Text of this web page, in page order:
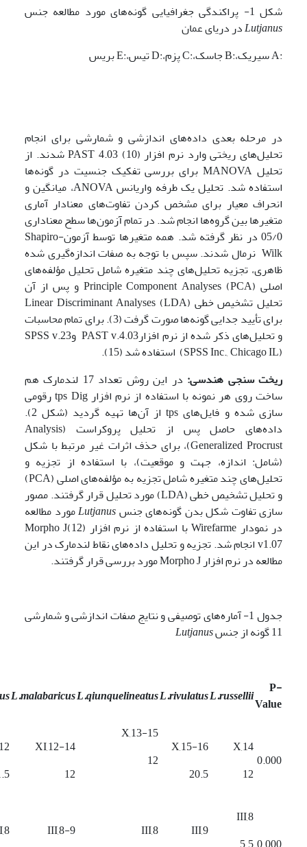
شکل 1- پراکندگی جغرافیایی گونه‌های مورد مطالعه جنس
Lutjanusدر دریای عمان
:A سیریک،:B جاسک،:C پزم،:D تیس،:E بریس
در مرحله بعدی داده‌های اندازشی و شمارشی برای انجام
تحلیل‌های ریختی وارد نرم افزار PAST 4.03 (10) شدند. از
تحلیل MANOVA برای بررسی تفکیک جنسیت در گونه‌ها
استفاده شد. تحلیل یک طرفه واریانس ANOVA، میانگین و
انحراف معیار برای مشخص کردن تفاوت‌های معنادار آماری
متغیرها بین گروه‌ها انجام شد. در تمام آزمون‌ها سطح معناداری
05/0 در نظر گرفته شد. همه متغیرها توسط آزمونShapiro-
Wilk نرمال شدند. سپس با توجه به صفات اندازه‌گیری شده
ظاهری، تجزیه تحلیل‌های چند متغیره شامل تحلیل مؤلفه‌های
اصلی Principle Component Analyses (PCA) و پس از آن
تحلیل تشخیص خطی Linear Discriminant Analyses (LDA)
برای تأیید جدایی گونه‌ها صورت گرفت (3). برای تمام محاسبات
و تحلیل‌های ذکر شده از نرم افزارPAST v.4.03 وSPSS v.23
(SPSS Inc., Chicago IL) استفاده شد (15).
ریخت سنجی هندسی:
در این روش تعداد 17 لندمارک هم
ساخت روی هر نمونه با استفاده از نرم افزار tps Dig رقومی
سازی شده و فایل‌های tps از آن‌ها تهیه گردید (شکل 2).
داده‌های حاصل پس از تحلیل پروکراست (Analysis
Generalized Procrust)، برای حذف اثرات غیر مرتبط با شکل
(شامل: اندازه، جهت و موقعیت)، با استفاده از تجزیه و
تحلیل‌های چند متغیره شامل تجزیه به مؤلفه‌های اصلی (PCA)
و تحلیل تشخیص خطی (LDA) مورد تحلیل قرار گرفتند. مصور
سازی تفاوت شکل بدن گونه‌های جنسLutjanusمورد مطالعه
در نمودار Wirefarme با استفاده از نرم افزار (12)Morpho J
v1.07 انجام شد. تجزیه و تحلیل داده‌های نقاط لندمارک در این
مطالعه در نرم افزار Morpho J مورد بررسی قرار گرفتند.
جدول 1- آماره‌های توصیفی و نتایج صفات اندازشی و شمارشی
11 گونه از جنس
Lutjanus
P-
Value
L.russellii
L.rivulatus
L.qiunquelineatus
L.malabaricus
0.000
X,14
12
X,15-16
20.5
X,13-15
12
XI,12-14
12
III,8
III,9
III,8
III,8-9